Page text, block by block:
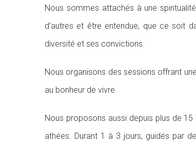
Nous sommes attachés à une
d’autres et être entendue, que ce soit
diversité et ses convictions.
Nous organisons des sessions offrant
au bonheur de vivre.
Nous proposons aussi depuis plus de
athées. Durant 1 à 3 jours, guidés par